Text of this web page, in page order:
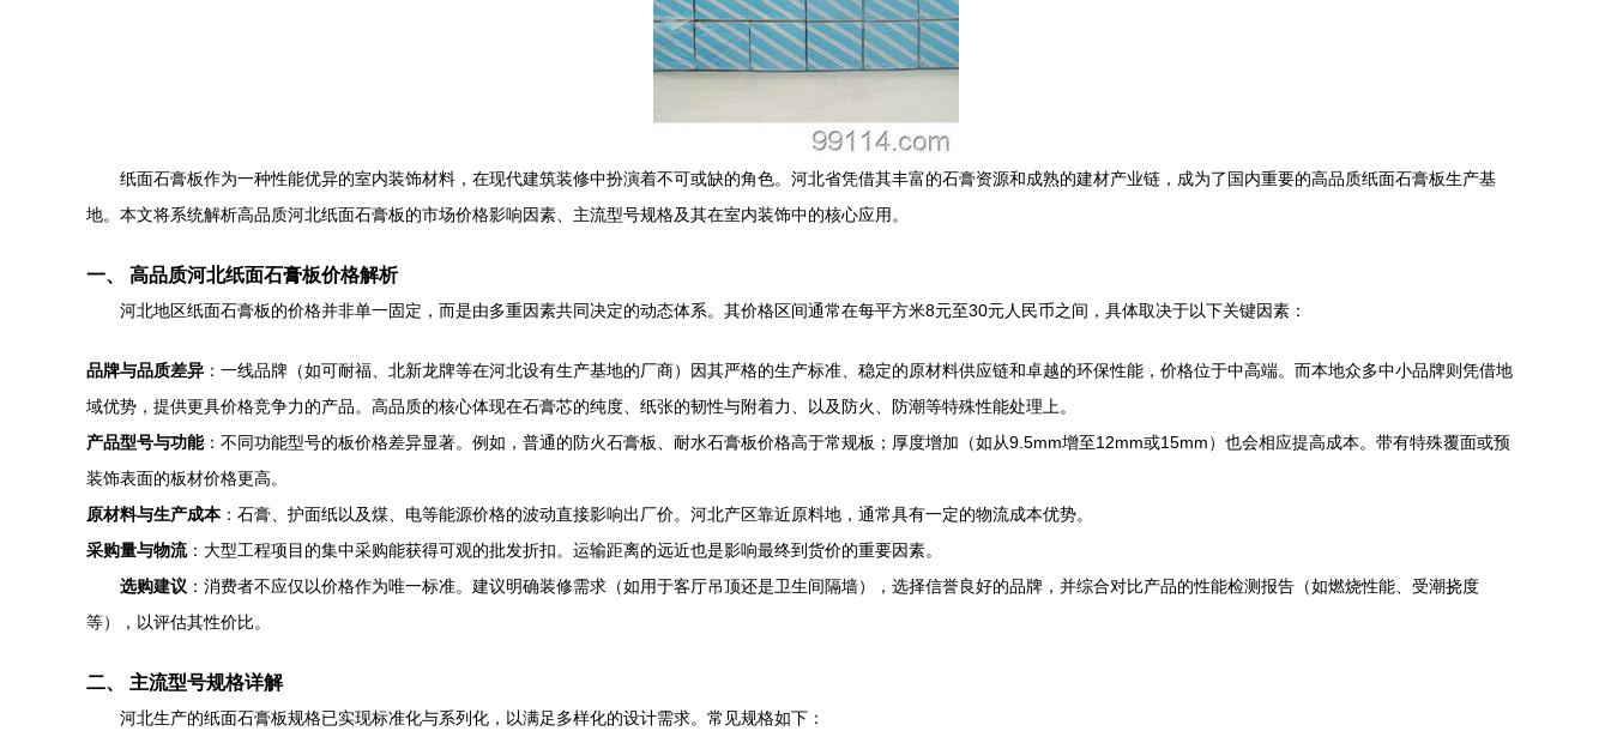
纸面石膏板作为一种性能优异的室内装饰材料，在现代建筑装修中扮演着不可或缺的角色。河北省凭借其丰富的石膏资源和成熟的建材产业链，成为了国内重要的高品质纸面石膏板生产基
地。本文将系统解析高品质河北纸面石膏板的市场价格影响因素、主流型号规格及其在室内装饰中的核心应用。
一、 高品质河北纸面石膏板价格解析
河北地区纸面石膏板的价格并非单一固定，而是由多重因素共同决定的动态体系。其价格区间通常在每平方米8元至30元人民币之间，具体取决于以下关键因素：
品牌与品质差异 ：一线品牌（如可耐福、北新龙牌等在河北设有生产基地的厂商）因其严格的生产标准、稳定的原材料供应链和卓越的环保性能，价格位于中高端。而本地众多中小品牌则凭借地
域优势，提供更具价格竞争力的产品。高品质的核心体现在石膏芯的纯度、纸张的韧性与附着力、以及防火、防潮等特殊性能处理上。
产品型号与功能：不同功能型号的板价格差异显著。例如，普通的防火石膏板、耐水石膏板价格高于常规板；厚度增加（如从9.5mm增至12mm或15mm）也会相应提高成本。带有特殊覆面或预
装饰表面的板材价格更高。
原材料与生产成本：石膏、护面纸以及煤、电等能源价格的波动直接影响出厂价。河北产区靠近原料地，通常具有一定的物流成本优势。
采购量与物流：大型工程项目的集中采购能获得可观的批发折扣。运输距离的远近也是影响最终到货价的重要因素。
选购建议 ：消费者不应仅以价格作为唯一标准。建议明确装修需求（如用于客厅吊顶还是卫生间隔墙），选择信誉良好的品牌，并综合对比产品的性能检测报告（如燃烧性能、受潮挠度
等），以评估其性价比。
二、 主流型号规格详解
河北生产的纸面石膏板规格已实现标准化与系列化，以满足多样化的设计需求。常见规格如下：